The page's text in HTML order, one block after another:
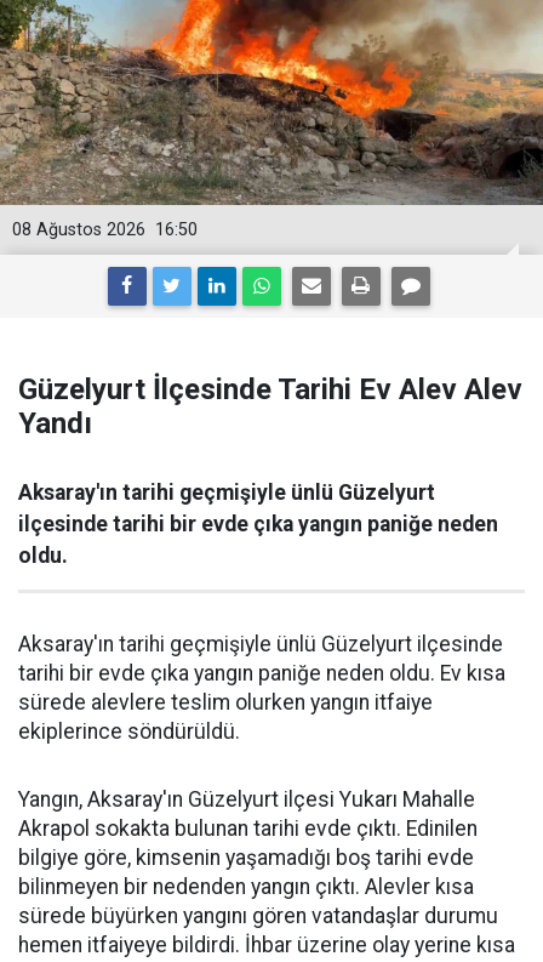
16:50
08 Ağustos 2026
Güzelyurt İlçesinde Tarihi Ev Alev Alev
Yandı
Aksaray'ın tarihi geçmişiyle ünlü Güzelyurt
ilçesinde tarihi bir evde çıka yangın paniğe neden
oldu.
Aksaray'ın tarihi geçmişiyle ünlü Güzelyurt ilçesinde
tarihi bir evde çıka yangın paniğe neden oldu. Ev kısa
sürede alevlere teslim olurken yangın itfaiye
ekiplerince söndürüldü.
Yangın, Aksaray'ın Güzelyurt ilçesi Yukarı Mahalle
Akrapol sokakta bulunan tarihi evde çıktı. Edinilen
bilgiye göre, kimsenin yaşamadığı boş tarihi evde
bilinmeyen bir nedenden yangın çıktı. Alevler kısa
sürede büyürken yangını gören vatandaşlar durumu
hemen itfaiyeye bildirdi. İhbar üzerine olay yerine kısa